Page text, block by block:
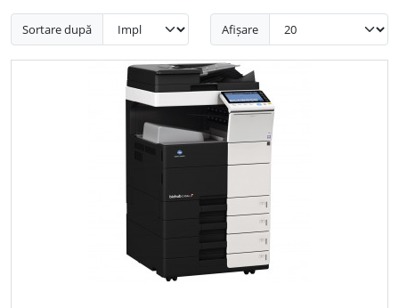
Sortare după Afișare